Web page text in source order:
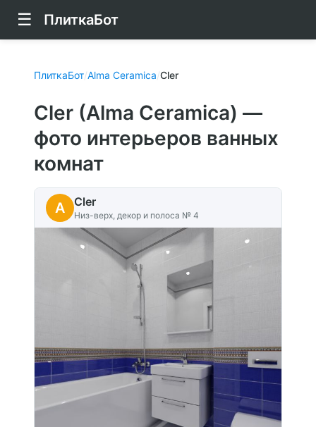
☰ ПлиткаБот
ПлиткаБот/Alma Ceramica/Cler
Cler (Alma Ceramica) —
фото интерьеров ванных
комнат
A Cler
Низ-верх, декор и полоса № 4